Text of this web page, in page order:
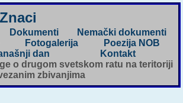
Dokumenti
Nemački dokumenti
Fotogalerija
Poezija NOB
dan
Kontakt
o drugom svetskom ratu na teritoriji
zbivanjima